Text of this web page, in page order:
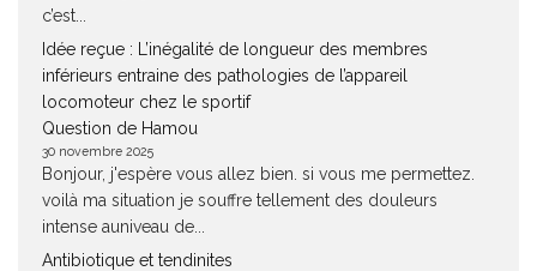
c’est...
Idée reçue : L’inégalité de longueur des membres
inférieurs entraine des pathologies de l’appareil
locomoteur chez le sportif
Question de Hamou
30 novembre 2025
Bonjour, j'espère vous allez bien. si vous me permettez.
voilà ma situation je souffre tellement des douleurs
intense auniveau de...
Antibiotique et tendinites